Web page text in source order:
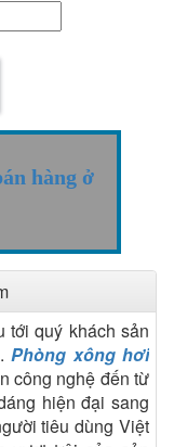
hàng ở
.Phòng xông hơi
công nghệ đến từ
hiện đại sang
tiêu dùng Việt